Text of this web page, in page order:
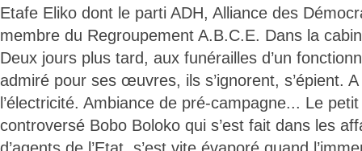
Etafe Eliko dont le parti ADH, Alliance des
membre du Regroupement A.B.C.E. Dans la
Deux jours plus tard, aux funérailles d’un
admiré pour ses œuvres, ils s’ignorent, s’épient.
l’électricité. Ambiance de pré-campagne... Le
controversé Bobo Boloko qui s’est fait dans les